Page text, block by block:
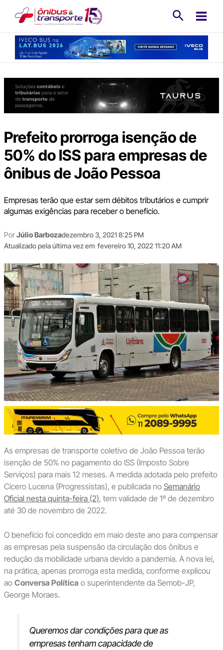
conteúdo
Prefeito prorroga isenção de
50% do ISS para empresas de
ônibus de João Pessoa
Empresas terão que estar sem débitos tributários e cumprir
algumas exigências para receber o benefício.
PorJúlio Barbozadezembro 3, 2021 8:25 PM
Atualizado pela última vez em fevereiro 10, 2022 11:20 AM
As empresas de transporte coletivo de João Pessoa terão
isenção de 50% no pagamento do ISS (Imposto Sobre
Serviços) para mais 12 meses. A medida adotada pelo prefeito
Cícero Lucena (Progressistas), e publicada no Semanário
Oficial nesta quinta-feira (2), tem validade de 1º de dezembro
até 30 de novembro de 2022.
O benefício foi concedido em maio deste ano para compensar
as empresas pela suspensão da circulação dos ônibus e
redução da mobilidade urbana devido a pandemia. A nova lei,
na prática, apenas prorroga esta medida, conforme explicou
ao Conversa Política o superintendente da Semob-JP,
George Moraes.
Queremos dar condições para que as
empresas tenham capacidade de